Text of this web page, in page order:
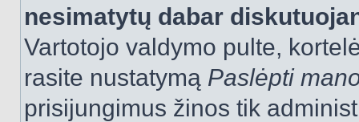
nesimatytų dabar
Vartotojo valdymo pulte,
rasite nustatymą Paslėpti
prisijungimus žinos tik